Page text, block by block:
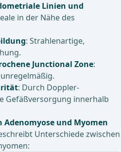
Linien und
in der Nähe des
: Strahlenartige,
Junctional Zone:
: Durch Doppler-
Gefäßversorgung innerhalb
und Myomen
Unterschiede zwischen